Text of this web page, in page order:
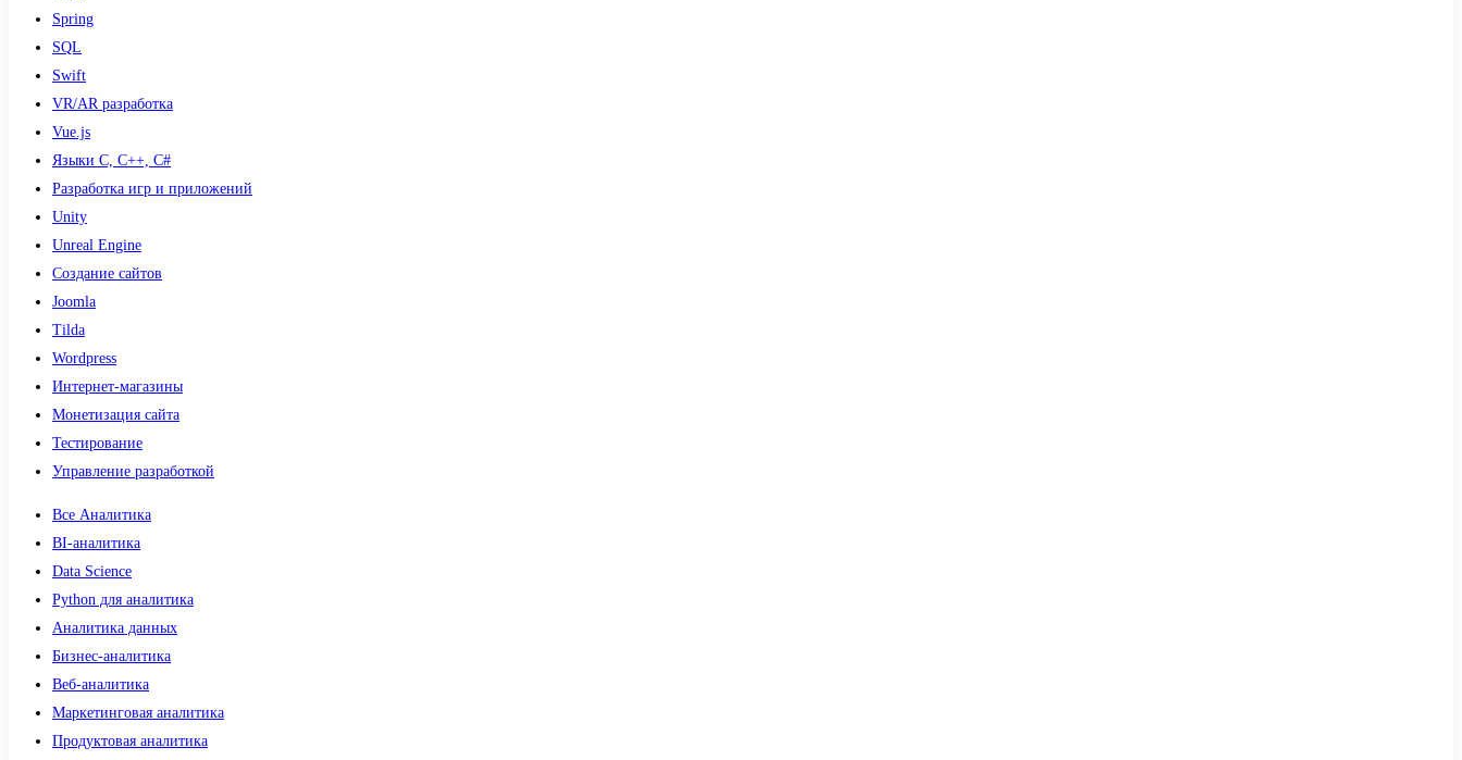
Spring
SQL
Swift
VR/AR разработка
Vue.js
Языки С, С++, С#
Разработка игр и приложений
Unity
Unreal Engine
Создание сайтов
Joomla
Tilda
Wordpress
Интернет-магазины
Монетизация сайта
Тестирование
Управление разработкой
Все Аналитика
BI-аналитика
Data Science
Python для аналитика
Аналитика данных
Бизнес-аналитика
Веб-аналитика
Маркетинговая аналитика
Продуктовая аналитика